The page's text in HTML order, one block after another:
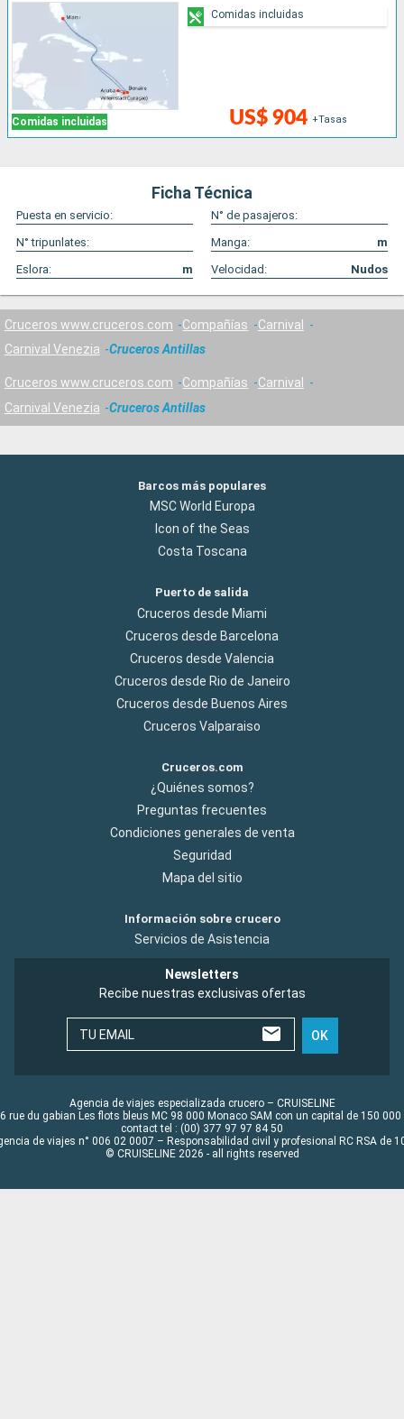
Comidas incluidas US$ 904 +Tasas
Comidas incluidas
Ficha Técnica
Puesta en servicio:
N° de pasajeros:
N° tripunlates:
Manga:
m
Eslora:
m Velocidad: Nudos
Cruceros www.cruceros.com Compañías
Carnival
Carnival Venezia
Cruceros Antillas
Cruceros www.cruceros.com Compañías
Carnival
Carnival Venezia
Cruceros Antillas
Barcos más populares
MSC World Europa
Icon of the Seas
Costa Toscana
Puerto de salida
Cruceros desde Miami
Cruceros desde Barcelona
Cruceros desde Valencia
Cruceros desde Rio de Janeiro
Cruceros desde Buenos Aires
Cruceros Valparaiso
Cruceros.com
¿Quiénes somos?
Preguntas frecuentes
Condiciones generales de venta
Seguridad
Mapa del sitio
Información sobre crucero
Servicios de Asistencia
Newsletters
Recibe nuestras exclusivas ofertas
TU EMAIL OK
Agencia de viajes especializada crucero – CRUISELINE
rue du gabian Les flots bleus MC 98 000 Monaco SAM con un capital de 150 000
contact tel : (00) 377 97 97 84 50
de viajes n° 006 02 0007 – Responsabilidad civil y profesional RC RSA de
© CRUISELINE 2026 - all rights reserved